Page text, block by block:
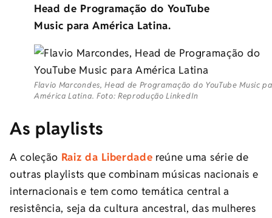
Head de Programação do YouTube
Music para América Latina.
Flavio Marcondes, Head de Programação do YouTube Music
América Latina. Foto: Reprodução LinkedIn
As playlists
A coleção Raiz da Liberdade reúne uma série de
outras playlists que combinam músicas nacionais e
internacionais e tem como temática central a
resistência, seja da cultura ancestral, das mulheres